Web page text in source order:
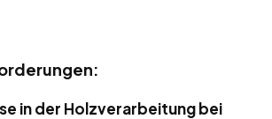
in der Holzverarbeitung bei